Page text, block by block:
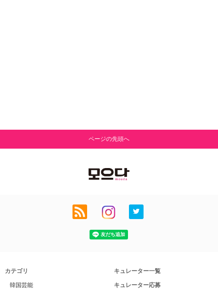
ページの先頭へ
カテゴリ
韓国芸能
キュレーター一覧
キュレーター応募